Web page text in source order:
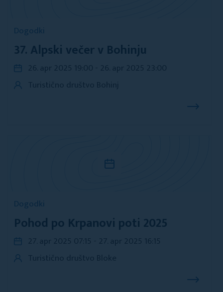
Dogodki
37. Alpski večer v Bohinju
Dogodki
Pohod po Krpanovi poti 2025